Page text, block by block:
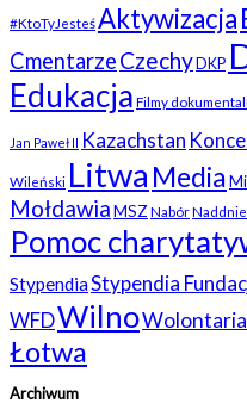
#KtoTyJesteśAktywizacja
CmentarzeCzechy DKP
Edukacja Filmy
Jan Paweł II Kazachstan
Wileński Litwa Media
MołdawiaMSZ Nabór
Pomoc
StypendiaStypendia
WFDWilno
Łotwa
Archiwum